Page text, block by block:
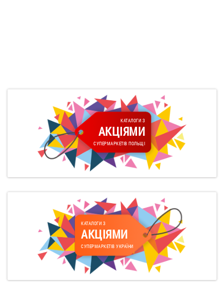
КАТАЛОГИ З
АКЦІЯМИ
СУПЕРМАРКЕТІВ ПОЛЬЩІ
КАТАЛОГИ З
АКЦІЯМИ
СУПЕРМАРКЕТІВ УКРАЇНИ